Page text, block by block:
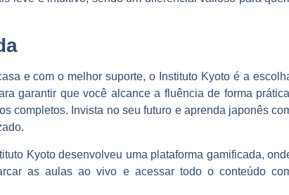
e com o melhor suporte, o Instituto Kyoto é a
garantir que você alcance a fluência de forma
completos. Invista no seu futuro e aprenda japonês
Kyoto desenvolveu uma plataforma gamificada,
as aulas ao vivo e acessar todo o conteúdo